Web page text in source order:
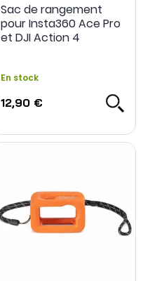
Sac de rangement
pour Insta360 Ace Pro
et DJI Action 4
En stock
12,90 €